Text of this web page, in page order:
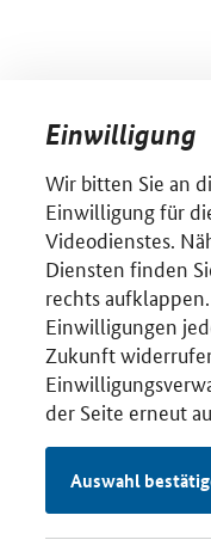
Einwilligung
Wir bitten Sie an
Einwilligung für
Videodienstes.
Diensten finden
rechts
Einwilligungen
Zukunft
der Seite erneut
Auswahl